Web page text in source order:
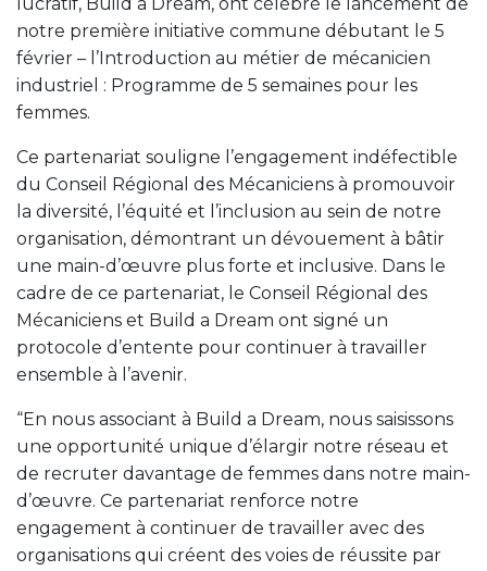
notre première initiative commune débutant le 5
février – l’Introduction au métier de mécanicien
industriel : Programme de 5 semaines pour les
femmes.
Ce partenariat souligne l’engagement indéfectible
du Conseil Régional des Mécaniciens à promouvoir
la diversité, l’équité et l’inclusion au sein de notre
organisation, démontrant un dévouement à bâtir
une main-d’œuvre plus forte et inclusive. Dans le
cadre de ce partenariat, le Conseil Régional des
Mécaniciens et Build a Dream ont signé un
protocole d’entente pour continuer à travailler
ensemble à l’avenir.
“En nous associant à Build a Dream, nous saisissons
une opportunité unique d’élargir notre réseau et
de recruter davantage de femmes dans notre main-
d’œuvre. Ce partenariat renforce notre
engagement à continuer de travailler avec des
organisations qui créent des voies de réussite par